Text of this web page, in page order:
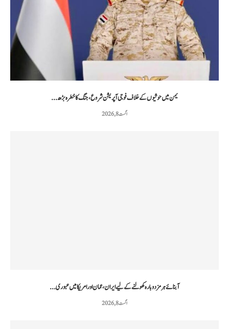
یمن میں حوثیوں کے خلاف فوجی آپریشن شروع، جنگ کا خطرہ بڑھ...
اگست 8, 2026
آبنائے ہرمز دوبارہ کھولنے کے لیے ایران، عمان اور امریکا میں عبوری...
اگست 8, 2026